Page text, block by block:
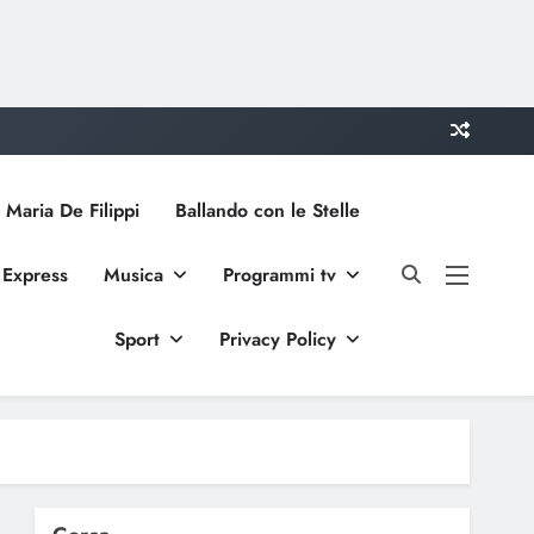
De Filippi Ballando con le Stelle
Musica Programmi tv
Sport Privacy Policy